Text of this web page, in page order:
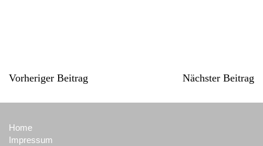
Vorheriger Beitrag Nächster Beitrag
Home
Impressum